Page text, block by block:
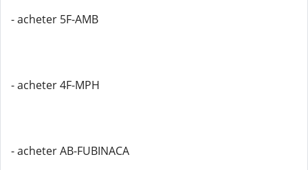
- acheter 5F-AMB
- acheter 4F-MPH
- acheter AB-FUBINACA